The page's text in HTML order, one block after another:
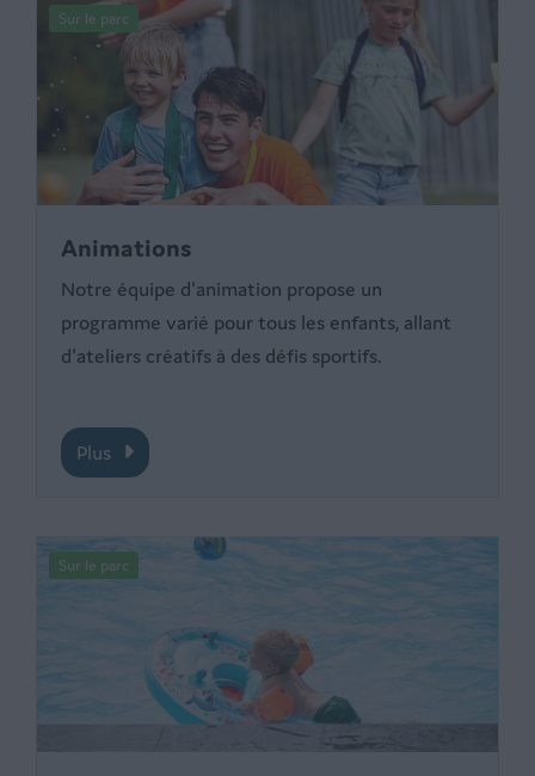
Sur le parc
Animations
Notre équipe d'animation propose un
programme varié pour tous les enfants, allant
d'ateliers créatifs à des défis sportifs.
Plus
Sur le parc